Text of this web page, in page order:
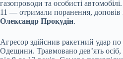
газопроводи та особисті
11 — отримали поранення,
Олександр Прокудін.
Агресор здійснив ракетний удар по
Одещини. Травмовано дев’ять осіб,